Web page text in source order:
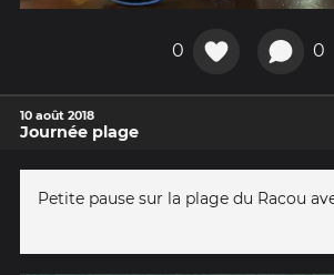
0 0
10 août 2018
Journée plage
Petite pause sur la plage du Racou